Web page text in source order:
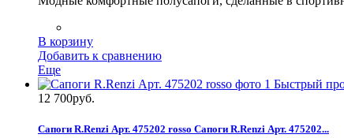
В корзину
Добавить к сравнению
Еще
Быстрый
12 700руб.
Сапоги R.Renzi Арт. 475202 rosso Сапоги R.Renzi Арт. 475202...